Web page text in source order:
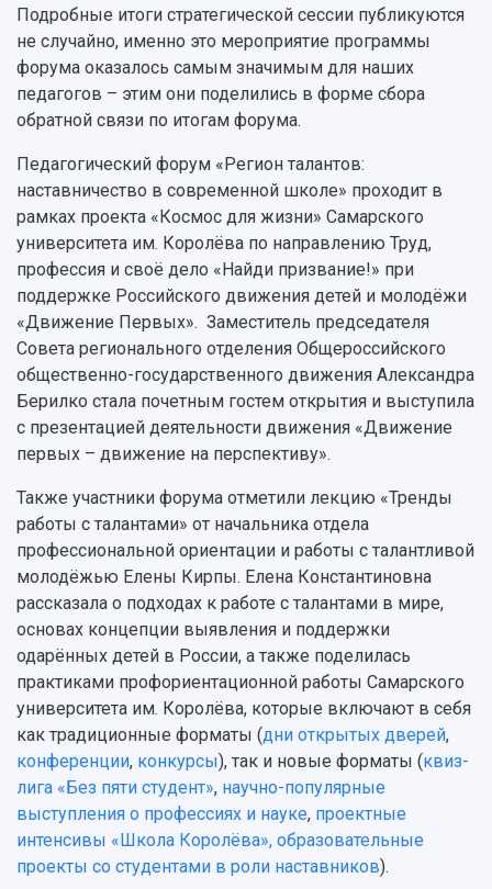
Подробные итоги стратегической сессии публикуются
не случайно, именно это мероприятие программы
форума оказалось самым значимым для наших
педагогов – этим они поделились в форме сбора
обратной связи по итогам форума.
Педагогический форум «Регион талантов:
наставничество в современной школе» проходит в
рамках проекта «Космос для жизни» Самарского
университета им. Королёва по направлению Труд,
профессия и своё дело «Найди призвание!» при
поддержке Российского движения детей и молодёжи
«Движение Первых». Заместитель председателя
Совета регионального отделения Общероссийского
общественно-государственного движения Александра
Берилко стала почетным гостем открытия и выступила
с презентацией деятельности движения «Движение
первых – движение на перспективу».
Также участники форума отметили лекцию «Тренды
работы с талантами» от начальника отдела
профессиональной ориентации и работы с талантливой
молодёжью Елены Кирпы. Елена Константиновна
рассказала о подходах к работе с талантами в мире,
основах концепции выявления и поддержки
одарённых детей в России, а также поделилась
практиками профориентационной работы Самарского
университета им. Королёва, которые включают в себя
как традиционные форматы (дни открытых дверей,
конференции, конкурсы), так и новые форматы (квиз-
лига «Без пяти студент», научно-популярные
выступления о профессиях и науке, проектные
интенсивы «Школа Королёва», образовательные
проекты со студентами в роли наставников).